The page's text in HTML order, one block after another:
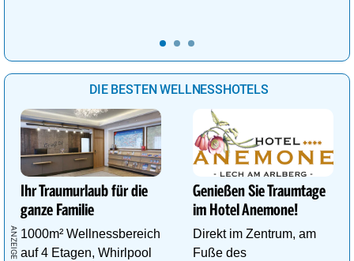
DIE BESTEN WELLNESSHOTELS
Ihr Traumurlaub für die
ganze Familie
1000m² Wellnessbereich
auf 4 Etagen, Whirlpool
Genießen Sie Traumtage
im Hotel Anemone!
Direkt im Zentrum, am
Fuße des